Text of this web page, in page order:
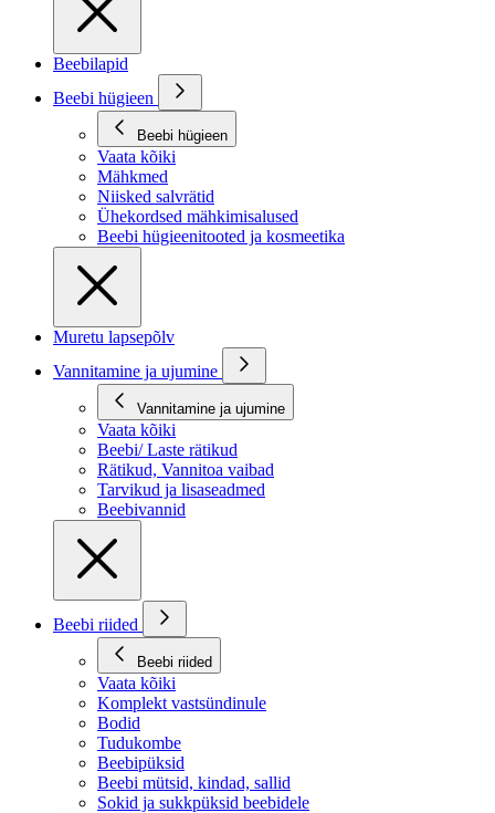
Beebilapid
Beebi hügieen
Beebi hügieen
Vaata kõiki
Mähkmed
Niisked salvrätid
Ühekordsed mähkimisalused
Beebi hügieenitooted ja kosmeetika
Muretu lapsepõlv
Vannitamine ja ujumine
Vannitamine ja ujumine
Vaata kõiki
Beebi/ Laste rätikud
Rätikud, Vannitoa vaibad
Tarvikud ja lisaseadmed
Beebivannid
Beebi riided
Beebi riided
Vaata kõiki
Komplekt vastsündinule
Bodid
Tudukombe
Beebipüksid
Beebi mütsid, kindad, sallid
Sokid ja sukkpüksid beebidele